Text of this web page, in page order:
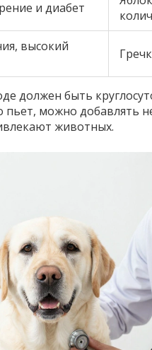
и диабет
высокий
должен быть
можно добавлять
животных.